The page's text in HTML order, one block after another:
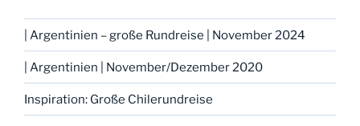
| Argentinien – große Rundreise | November 2024
| Argentinien | November/Dezember 2020
Inspiration: Große Chilerundreise